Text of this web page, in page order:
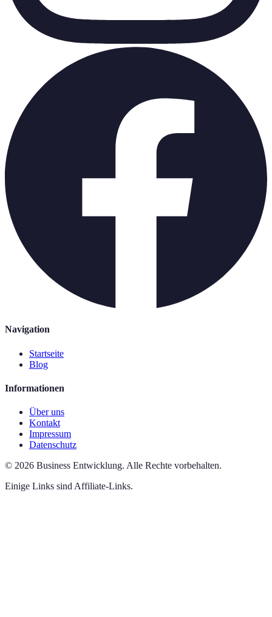
Navigation
Startseite
Blog
Informationen
Über uns
Kontakt
Impressum
Datenschutz
© 2026 Business Entwicklung. Alle Rechte vorbehalten.
Einige Links sind Affiliate-Links.